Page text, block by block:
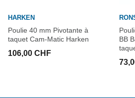
HARKEN
Poulie 40 mm Pivotante à
taquet Cam-Matic Harken
106,00 CHF
BB